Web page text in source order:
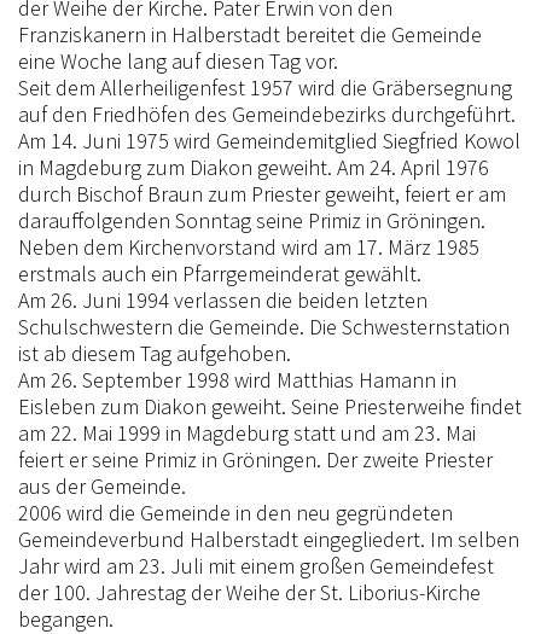
der Weihe der Kirche. Pater Erwin von den
Franziskanern in Halberstadt bereitet die Gemeinde
eine Woche lang auf diesen Tag vor.
Seit dem Allerheiligenfest 1957 wird die Gräbersegnung
auf den Friedhöfen des Gemeindebezirks durchgeführt.
Am 14. Juni 1975 wird Gemeindemitglied Siegfried Kowol
in Magdeburg zum Diakon geweiht. Am 24. April 1976
durch Bischof Braun zum Priester geweiht, feiert er am
darauffolgenden Sonntag seine Primiz in Gröningen.
Neben dem Kirchenvorstand wird am 17. März 1985
erstmals auch ein Pfarrgemeinderat gewählt.
Am 26. Juni 1994 verlassen die beiden letzten
Schulschwestern die Gemeinde. Die Schwesternstation
ist ab diesem Tag aufgehoben.
Am 26. September 1998 wird Matthias Hamann in
Eisleben zum Diakon geweiht. Seine Priesterweihe findet
am 22. Mai 1999 in Magdeburg statt und am 23. Mai
feiert er seine Primiz in Gröningen. Der zweite Priester
aus der Gemeinde.
2006 wird die Gemeinde in den neu gegründeten
Gemeindeverbund Halberstadt eingegliedert. Im selben
Jahr wird am 23. Juli mit einem großen Gemeindefest
der 100. Jahrestag der Weihe der St. Liborius-Kirche
begangen.